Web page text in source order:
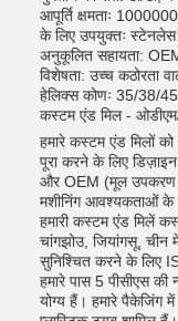
आपूर्ति क्षमताः
के लिए उपयुक्तः स्टेनलेस
अनुकूलित सहायता:
विशेषता: उच्च कठोरता
हेलिक्स कोणः 35/38/
कस्टम एंड मिल -
हमारे कस्टम एंड मिलों
पूरा करने के लिए
और OEM (मूल उपकरण
मशीनिंग आवश्यकताओं के
हमारी कस्टम एंड मिलें
चांगझोउ, जियांगसू, चीन
सुनिश्चित करने के लिए
हमारे पास 5 पीसीएस
योग्य हैं। हमारे पैकेजिंग